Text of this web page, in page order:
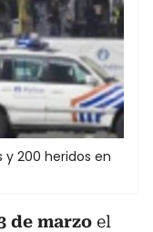
200 heridos en
de marzo el